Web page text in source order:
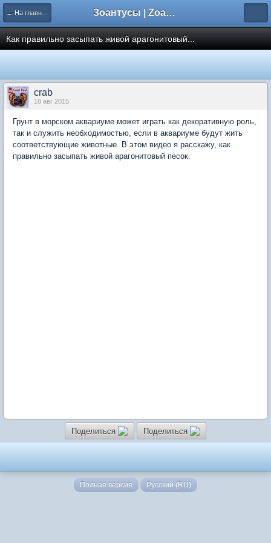
← На главную Зоантусы | Zoasfan.ru
Как правильно засыпать живой арагонитовый...
crab
18 авг 2015
Грунт в морском аквариуме может играть как декоративную роль,
так и служить необходимостью, если в аквариуме будут жить
соответствующие животные. В этом видео я расскажу, как
правильно засыпать живой арагонитовый песок.
Поделиться Поделиться
Полная версия Русский (RU)